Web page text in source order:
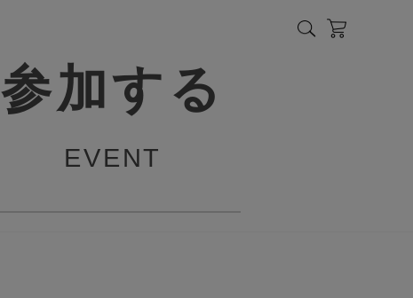
参加する
EVENT